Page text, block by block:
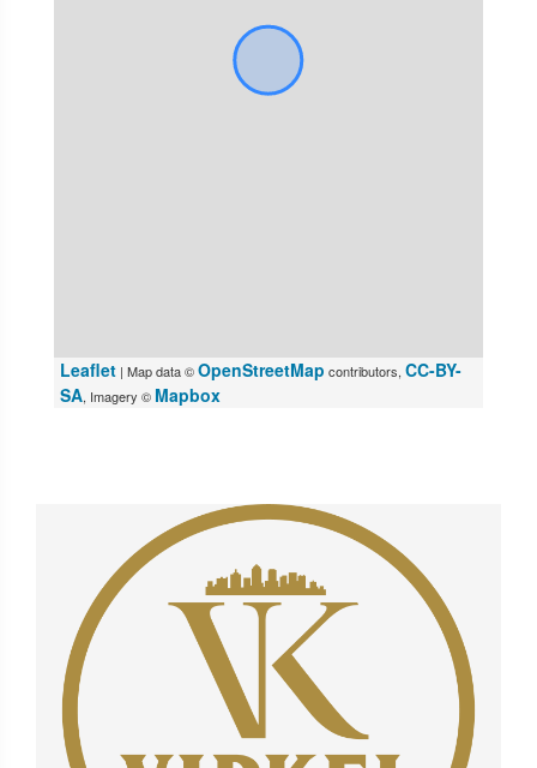
Leaflet | Map data ©OpenStreetMap contributors, CC-BY-
SA, Imagery © Mapbox